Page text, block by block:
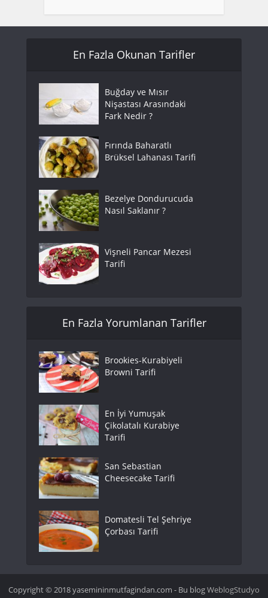
En Fazla Okunan Tarifler
Buğday ve Mısır
Nişastası Arasındaki
Fark Nedir ?
Fırında Baharatlı
Brüksel Lahanası Tarifi
Bezelye Dondurucuda
Nasıl Saklanır ?
Vişneli Pancar Mezesi
Tarifi
En Fazla Yorumlanan Tarifler
Brookies-Kurabiyeli
Browni Tarifi
En İyi Yumuşak
Çikolatalı Kurabiye
Tarifi
San Sebastian
Cheesecake Tarifi
Domatesli Tel Şehriye
Çorbası Tarifi
Copyright © 2018 yasemininmutfagindan.com - Bu blogWeblogStudyo